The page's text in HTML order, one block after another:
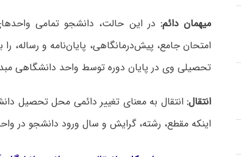
میهمان دائم:در این حالت، دانشجو تمامی
امتحان جامع، پیش‌درمانگاهی، پایان‌نامه و
تحصیلی وی در پایان دوره توسط واحد دانشگاهی
انتقال:انتقال به معنای تغییر دائمی محل تحصیل
اینکه مقطع، رشته، گرایش و سال ورود دانشجو در